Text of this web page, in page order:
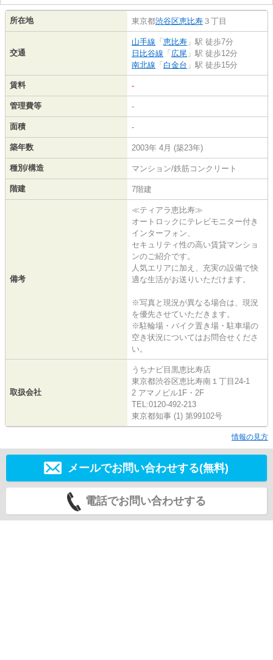
所在地 東京都渋谷区恵比寿 ３丁目
交通
山手線 「 恵比寿 」駅 徒歩7分
日比谷線 「 広尾 」駅 徒歩12分
南北線 「 白金台 」駅 徒歩15分
賃料 -
管理費等 -
面積 -
築年数 2003年 4月 (築23年)
種別/構造 マンション/鉄筋コンクリート
階建 7階建
備考
≪ティアラ恵比寿≫
オートロックにテレビモニター付き
インターフォン、
セキュリティ性の高い賃貸マンショ
ンのご紹介です。
人気エリアに加え、充実の設備で快
適な生活がお送りいただけます。
※写真と現況が異なる場合は、現況
を優先させていただきます。
※駐輪場・バイク置き場・駐車場の
空き状況についてはお問合せくださ
い。
取扱会社
うちナビ目黒恵比寿店
東京都渋谷区恵比寿南１丁目24-1
2 アマノビル1F・2F
TEL:0120-492-213
東京都知事 (1) 第99102号
情報の見方
メールでお問い合わせする(無料)
電話でお問い合わせする